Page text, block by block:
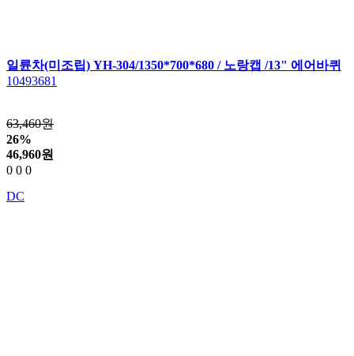
일륜차(미조립) YH-304/1350*700*680 / 노랑캡 /13" 에어바퀴
10493681
63,460원
26%
46,960원
0 0 0
DC